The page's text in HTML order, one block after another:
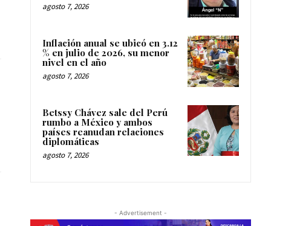
agosto 7, 2026
Inflación anual se ubicó en 3.12
% en julio de 2026, su menor
nivel en el año
agosto 7, 2026
Betssy Chávez sale del Perú
rumbo a México y ambos
países reanudan relaciones
diplomáticas
agosto 7, 2026
- Advertisement -